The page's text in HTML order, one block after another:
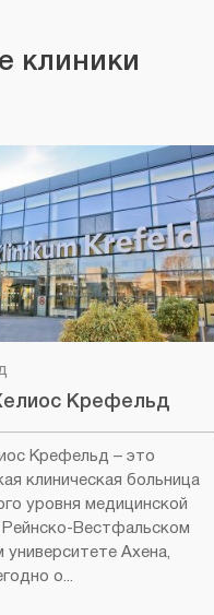
клиники
Крефельд
Крефельд – это
клиническая больница
уровня медицинской
Вестфальском
университете Ахена,
о...